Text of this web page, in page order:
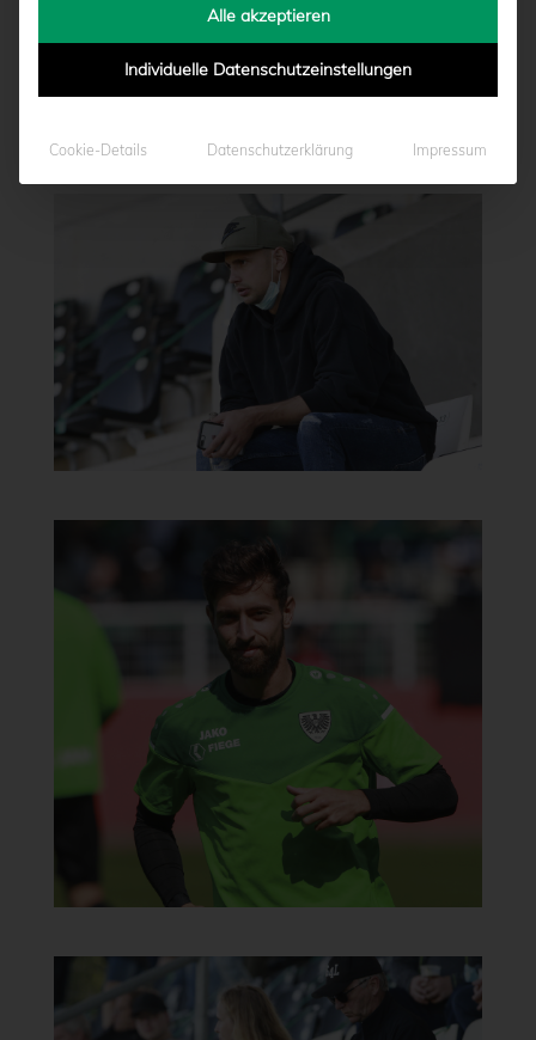
Alle akzeptieren
Individuelle Datenschutzeinstellungen
Cookie-Details Datenschutzerklärung Impressum